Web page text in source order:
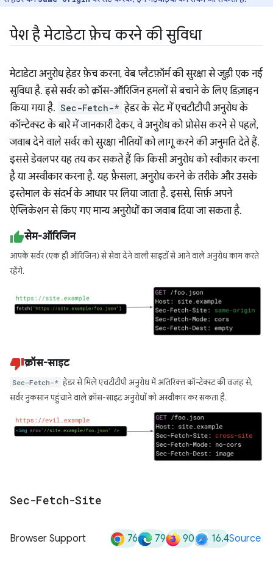
पेश है मेटाडेटा फ़ेच करने की सुविधा
मेटाडेटा अनुरोध हेडर फ़ेच करना, वेब प्लैटफ़ॉर्म की सुरक्षा से जुड़ी एक नई
सुविधा है. इसे सर्वर को क्रॉस-ऑरिजिन हमलों से बचाने के लिए डिज़ाइन
किया गया है. Sec-Fetch-* हेडर के सेट में एचटीटीपी अनुरोध के
कॉन्टेक्स्ट के बारे में जानकारी देकर, वे अनुरोध को प्रोसेस करने से पहले,
जवाब देने वाले सर्वर को सुरक्षा नीतियों को लागू करने की अनुमति देते हैं.
इससे डेवलपर यह तय कर सकते हैं कि किसी अनुरोध को स्वीकार करना
है या अस्वीकार करना है. यह फ़ैसला, अनुरोध करने के तरीके और उसके
इस्तेमाल के संदर्भ के आधार पर लिया जाता है. इससे, सिर्फ़ अपने
ऐप्लिकेशन से किए गए मान्य अनुरोधों का जवाब दिया जा सकता है.
सेम-ऑरिजिन
आपके सर्वर (एक ही ऑरिजिन) से सेवा देने वाली साइटों से आने वाले अनुरोध काम करते
रहेंगे.
क्रॉस-साइट
Sec-Fetch-* हेडर से मिले एचटीटीपी अनुरोध में अतिरिक्त कॉन्टेक्स्ट की वजह से,
सर्वर नुकसान पहुंचाने वाले क्रॉस-साइट अनुरोधों को अस्वीकार कर सकता है.
Sec-Fetch-Site
Browser Support 76 79 90 16.4Source